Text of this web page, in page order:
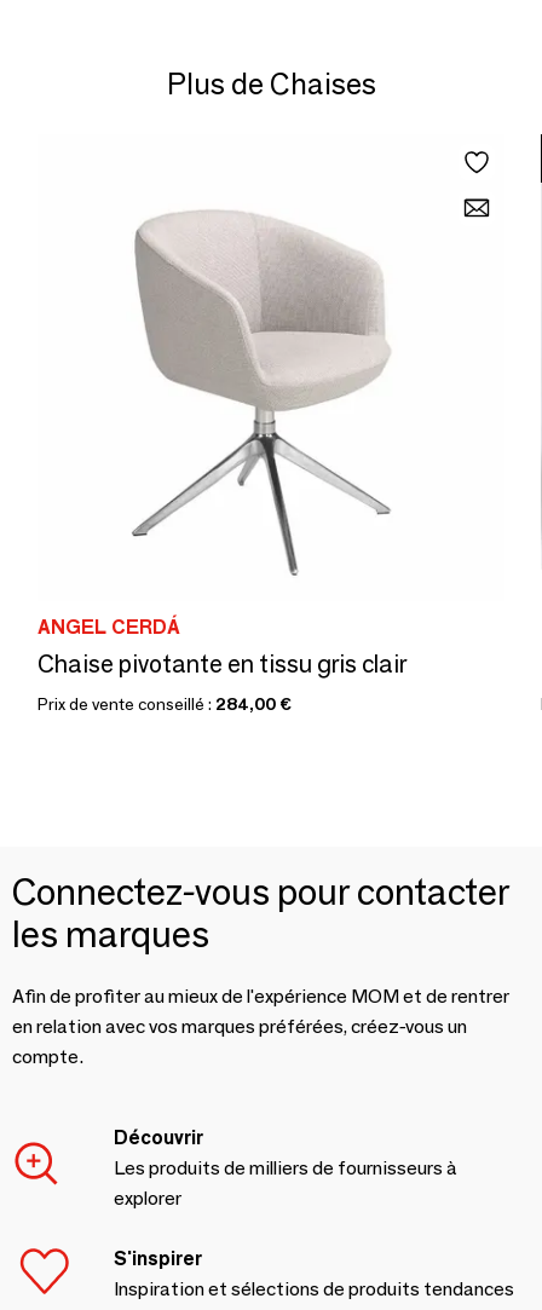
Plus de Chaises
ANGEL CERDÁ
Chaise pivotante en tissu gris clair
Prix de vente conseillé : 284,00 €
Connectez-vous pour contacter
les marques
Afin de profiter au mieux de l'expérience MOM et de rentrer
en relation avec vos marques préférées, créez-vous un
compte.
Découvrir
Les produits de milliers de fournisseurs à
explorer
S'inspirer
Inspiration et sélections de produits tendances